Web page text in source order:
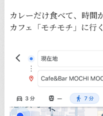
カレーだけ食べて、時間
カフェ「モチモチ」に行